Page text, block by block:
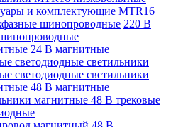
и комплектующие MTR16
220 B
24 B магнитные
светодиодные светильники
светодиодные светильники
48 B магнитные
магнитные 48 В трековые